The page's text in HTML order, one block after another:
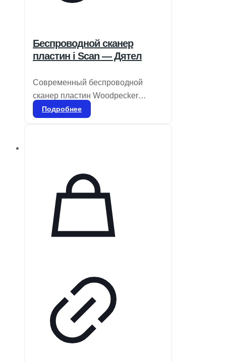
Беспроводной сканер
пластин i Scan — Дятел
Современный беспроводной
сканер пластин Woodpecker
предлагает 7-дюймовый
обеспечивает исключительную
четкость изображений, что делает
диагностику более надежной.
Ультратонкие пластины толщиной
0,4 мм можно использовать более
1000 раз, их мягкость превосходит
Подробнее